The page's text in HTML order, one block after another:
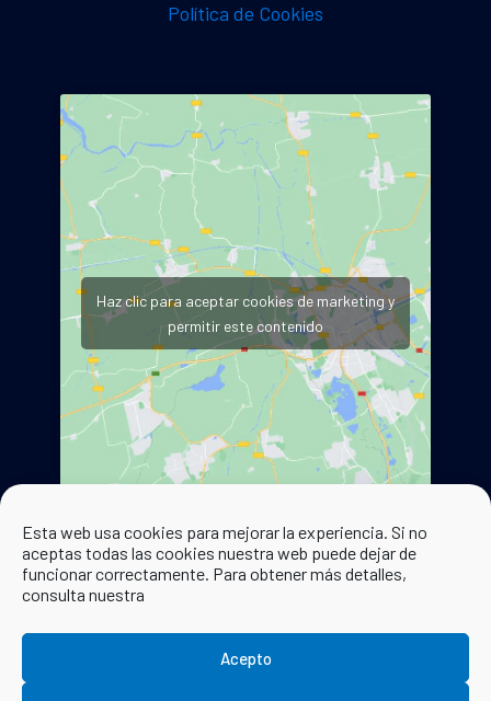
Esta web usa cookies para mejorar la experiencia. Si no
aceptas todas las cookies nuestra web puede dejar de
funcionar correctamente. Para obtener más detalles,
consulta nuestra
Acepto
Política de Cookies
Haz clic para aceptar cookies de marketing y
permitir este contenido